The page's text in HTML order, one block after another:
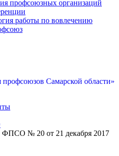
профсоюзных организаций
работы по вовлечению
Самарской области»
ФПСО № 20 от 21 декабря 2017